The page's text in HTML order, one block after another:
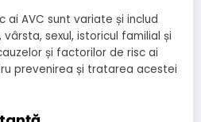
ai AVC sunt variate și includ
sexul, istoricul familial și
și factorilor de risc ai
prevenirea și tratarea acestei